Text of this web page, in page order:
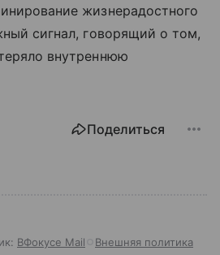
жизнерадостного
сигнал, говорящий о том,
внутреннюю
Поделиться
ВФокусе Mail Внешняя политика